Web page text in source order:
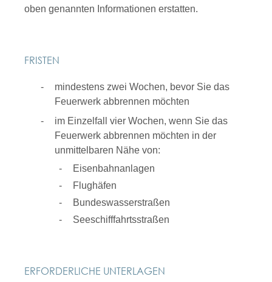
oben genannten Informationen erstatten.
FRISTEN
mindestens zwei Wochen, bevor Sie das
Feuerwerk abbrennen möchten
im Einzelfall vier Wochen, wenn Sie das
Feuerwerk abbrennen möchten in der
unmittelbaren Nähe von:
Eisenbahnanlagen
Flughäfen
Bundeswasserstraßen
Seeschifffahrtsstraßen
ERFORDERLICHE UNTERLAGEN